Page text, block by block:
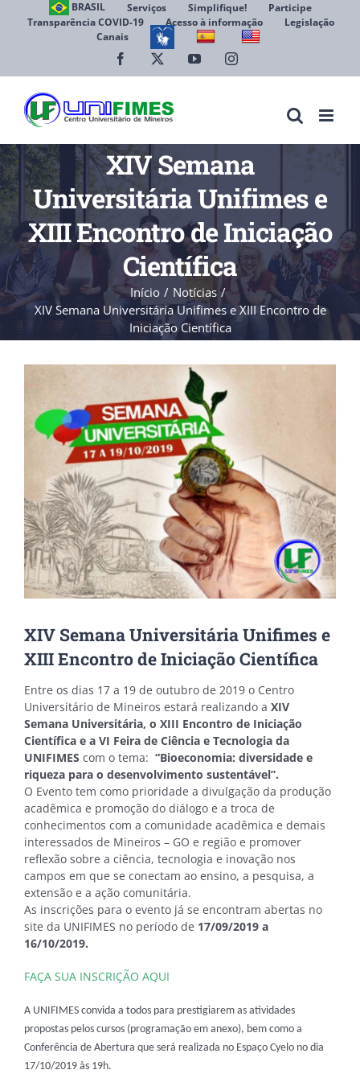
BRASIL Serviços Simplifique!
Participe
Transparência COVID-19
Acesso à informação
Legislação
Canais
Facebook YouTubeInstagram
XIV Semana
Universitária Unifimes e
XIII Encontro de Iniciação
Científica
Início
Notícias
XIV Semana Universitária Unifimes e XIII Encontro de
Iniciação Científica
Image
XIV Semana Universitária Unifimes e
XIII Encontro de Iniciação Científica
Entre os dias 17 a 19 de outubro de 2019 o Centro
Universitário de Mineiros estará realizando a XIV
Semana Universitária, o XIII Encontro de Iniciação
Científica e a VI Feira de Ciência e Tecnologia da
UNIFIMES com o tema: “Bioeconomia: diversidade e
riqueza para o desenvolvimento sustentável”.
O Evento tem como prioridade a divulgação da produção
acadêmica e promoção do diálogo e a troca de
conhecimentos com a comunidade acadêmica e demais
interessados de Mineiros – GO e região e promover
reflexão sobre a ciência, tecnologia e inovação nos
campos em que se conectam ao ensino, a pesquisa, a
extensão e a ação comunitária.
As inscrições para o evento já se encontram abertas no
site da UNIFIMES no período de 17/09/2019 a
16/10/2019.
FAÇA SUA INSCRIÇÃO AQUI
A UNIFIMES convida a todos para prestigiarem as atividades
propostas pelos cursos (programação em anexo), bem como a
Conferência de Abertura que será realizada no Espaço Cyelo no dia
17/10/2019 às 19h.